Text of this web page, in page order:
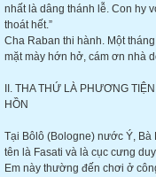
nhất là dâng thánh lễ. Con hy
thoát hết.”
Cha Raban thi hành. Một
mặt mày hớn hở, cám ơn nhà
II. THA THỨ LÀ PHƯƠNG
HỒN
Tại Bôlô (Bologne) nước Ý,
tên là Fasati và là cục cưng
Em này thường đến chơi ở